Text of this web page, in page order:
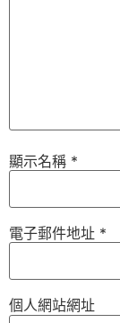
顯示名稱 *
電子郵件地址 *
個人網站網址